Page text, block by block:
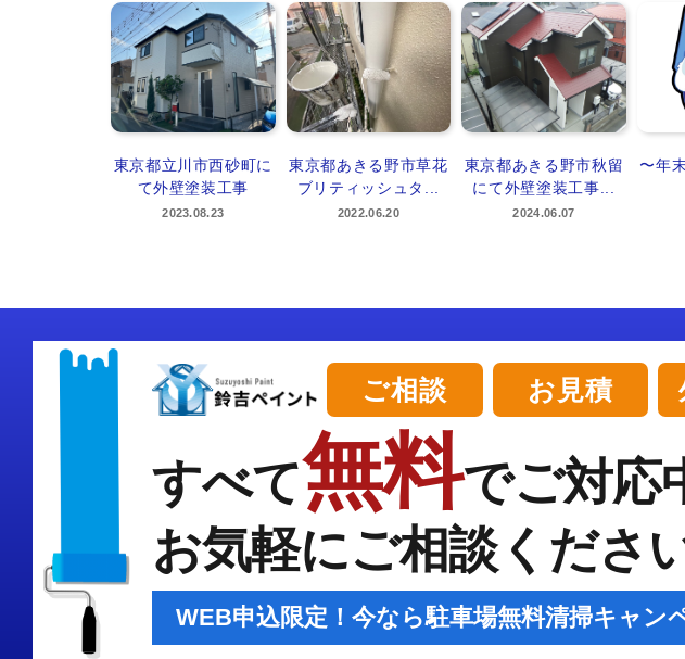
東京都立川市西砂町に
て外壁塗装工事
2023.08.23
東京都あきる野市草花
ブリティッシュタ...
2022.06.20
東京都あきる野市秋留
にて外壁塗装工事...
2024.06.07
〜年
ご相談 お見積
すべて無料でご対応
お気軽にご相談くださ
WEB申込限定！今なら駐車場無料清掃キャン